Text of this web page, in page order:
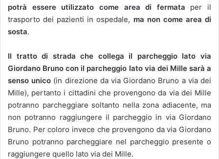
potrà essere utilizzato come area di fermata per il
trasporto dei pazienti in ospedale, ma non come area di
sosta.
Il tratto di strada che collega il parcheggio lato via
Giordano Bruno con il parcheggio lato via dei Mille sarà a
senso unico (in direzione da via Giordano Bruno a via dei
Mille), pertanto i cittadini che provengono da via dei Mille
potranno parcheggiare soltanto nella zona adiacente, ma
non potranno raggiungere il parcheggio in via Giordano
Bruno. Per coloro invece che provengono da via Giordano
Bruno potranno parcheggiare nel parcheggio presente o
raggiungere quello lato via dei Mille.